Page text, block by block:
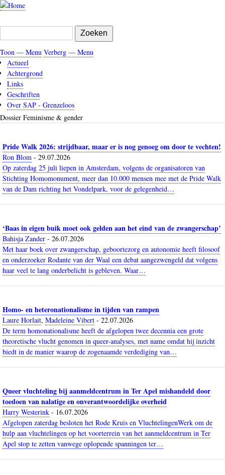
Overslaan
naar
inhoud
gaan
Zoeken
Menu
Toon — Menu Verberg — Menu
Actueel
Achtergrond
Links
Geschriften
Over SAP - Grenzeloos
Dossier Feminisme & gender
Pride Walk 2026: strijdbaar, maar er is nog genoeg om door te vechten!
Ron Blom - 29.07.2026
Op zaterdag 25 juli liepen in Amsterdam, volgens de organisatoren van
Stichting Homomonument, meer dan 10.000 mensen mee met de Pride Walk
van de Dam richting het Vondelpark, voor de gelegenheid…
‘Baas in eigen buik moet ook gelden aan het eind van de zwangerschap’
Bahisja Zander - 26.07.2026
Met haar boek over zwangerschap, geboortezorg en autonomie heeft filosoof
en onderzoeker Rodante van der Waal een debat aangezwengeld dat volgens
haar veel te lang onderbelicht is gebleven. Waar…
Homo- en heteronationalisme in tijden van rampen
Laure Horlait, Madeleine Vibert - 22.07.2026
De term homonationalisme heeft de afgelopen twee decennia een grote
theoretische vlucht genomen in queer-analyses, met name omdat hij inzicht
biedt in de manier waarop de zogenaamde verdediging van…
Queer vluchteling bij aanmeldcentrum in Ter Apel mishandeld door
toedoen van nalatige en onverantwoordelijke overheid
Harry Westerink - 16.07.2026
Afgelopen zaterdag besloten het Rode Kruis en VluchtelingenWerk om de
hulp aan vluchtelingen op het voorterrein van het aanmeldcentrum in Ter
Apel stop te zetten vanwege oplopende spanningen ter…